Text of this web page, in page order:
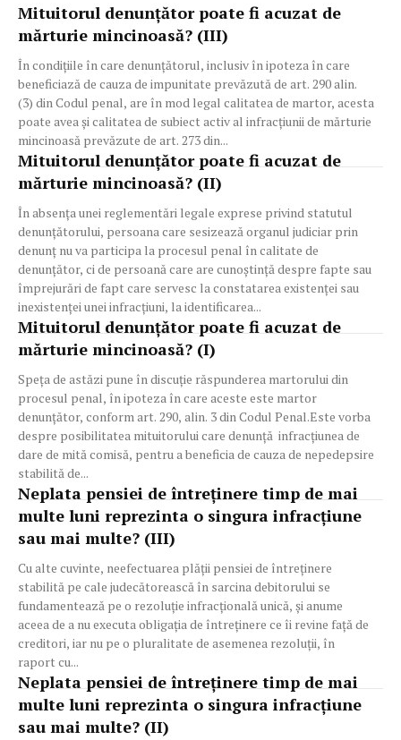
Mituitorul denunțător poate fi acuzat de
mărturie mincinoasă? (III)
În condițiile în care denunțătorul, inclusiv în ipoteza în care
beneficiază de cauza de impunitate prevăzută de art. 290 alin.
(3) din Codul penal, are în mod legal calitatea de martor, acesta
poate avea și calitatea de subiect activ al infracțiunii de mărturie
mincinoasă prevăzute de art. 273 din...
Mituitorul denunțător poate fi acuzat de
mărturie mincinoasă? (II)
În absența unei reglementări legale exprese privind statutul
denunțătorului, persoana care sesizează organul judiciar prin
denunț nu va participa la procesul penal în calitate de
denunțător, ci de persoană care are cunoștință despre fapte sau
împrejurări de fapt care servesc la constatarea existenței sau
inexistenței unei infracțiuni, la identificarea...
Mituitorul denunțător poate fi acuzat de
mărturie mincinoasă? (I)
Speța de astăzi pune în discuție răspunderea martorului din
procesul penal, în ipoteza în care aceste este martor
denunțător, conform art. 290, alin. 3 din Codul Penal.Este vorba
despre posibilitatea mituitorului care denunță infracțiunea de
dare de mită comisă, pentru a beneficia de cauza de nepedepsire
stabilită de...
Neplata pensiei de întreținere timp de mai
multe luni reprezinta o singura infracțiune
sau mai multe? (III)
Cu alte cuvinte, neefectuarea plăţii pensiei de întreţinere
stabilită pe cale judecătorească în sarcina debitorului se
fundamentează pe o rezoluţie infracţională unică, şi anume
aceea de a nu executa obligaţia de întreţinere ce îi revine faţă de
creditori, iar nu pe o pluralitate de asemenea rezoluţii, în
raport cu...
Neplata pensiei de întreținere timp de mai
multe luni reprezinta o singura infracțiune
sau mai multe? (II)